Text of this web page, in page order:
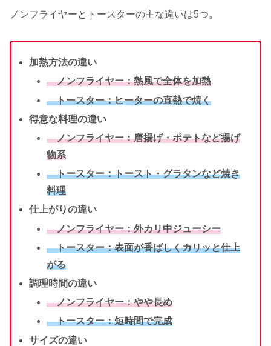
ノンフライヤーとトースターの主な違いは5つ。
加熱方法の違い
ノンフライヤー：熱風で全体を加熱
トースター：ヒーターの直熱で焼く
得意な料理の違い
ノンフライヤー：唐揚げ・ポテトなど揚げ
物系
トースター：トースト・グラタンなど焼き
料理
仕上がりの違い
ノンフライヤー：外カリ中ジューシー
トースター：表面が香ばしくカリッと仕上
がる
調理時間の違い
ノンフライヤー：やや長め
トースター：短時間で完成
サイズの違い